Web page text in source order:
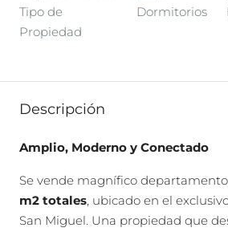
Tipo de
Propiedad
Dormitorios
Descripción
Amplio, Moderno y Conectado
Se vende magnífico
m2 totales, ubicado en el
San Miguel. Una propiedad que